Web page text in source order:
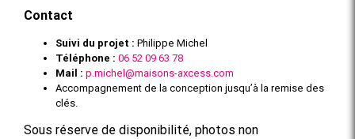
Contact
Suivi du projet : Philippe Michel
Téléphone : 06 52 09 63 78
Mail : p.michel@maisons-axcess.com
Accompagnement de la conception jusqu’à la remise des
clés.
Sous réserve de disponibilité, photos non